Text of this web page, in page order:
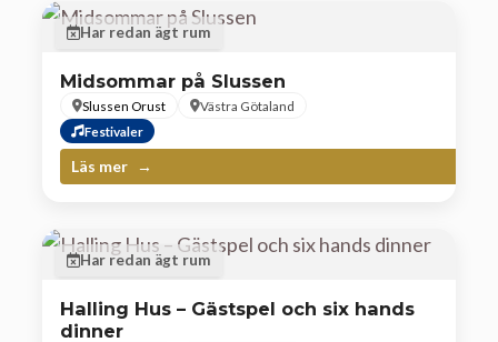
Har redan ägt rum
Midsommar på Slussen
Slussen Orust
Västra Götaland
Festivaler
Läs mer
Har redan ägt rum
Halling Hus – Gästspel och six hands
dinner